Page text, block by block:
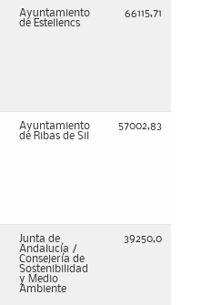
Ayuntamiento
de Estellencs
66115,71
Ayuntamiento
de Ribas de Sil
57002,83
Junta de
Andalucía /
Consejería de
Sostenibilidad
y Medio
Ambiente
39250,0